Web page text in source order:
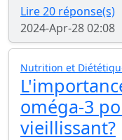
Lire 20 réponse(s)
2024-Apr-28 02:08
Nutrition et
oméga-3
vieillissant?